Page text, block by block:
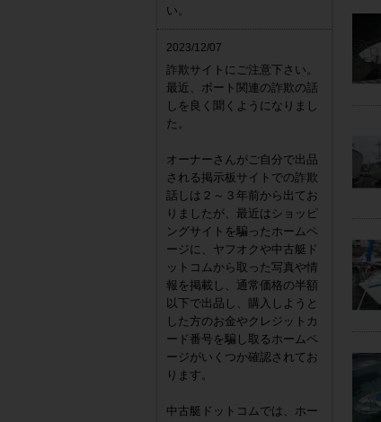
い。
2023/12/07
詐欺サイトにご注意下さい。
最近、ボート関連の詐欺の話
しを良く聞くようになりまし
た。
オーナーさんがご自分で出品
される掲示板サイトでの詐欺
話しは２～３年前から出てお
りましたが、最近はショッピ
ングサイトを騙ったホームペ
ージに、ヤフオクや中古艇ド
ットコムから取った写真や情
報を掲載し、通常価格の半額
以下で出品し、購入しようと
した方のお金やクレジットカ
ード番号を騙し取るホームペ
ージがいくつか確認されてお
ります。
中古艇ドットコムでは、ホー